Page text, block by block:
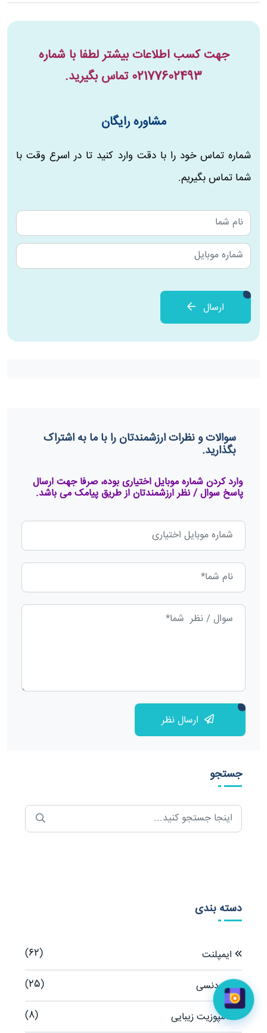
جهت کسب اطلاعات بیشتر لطفا با شماره
02177602493 تماس بگیرید.
مشاوره رایگان
شماره تماس خود را با دقت وارد کنید تا در اسرع وقت با
شما تماس بگیریم.
ارسال
سوالات و نظرات ارزشمندتان را با ما به اشتراک
بگذارید.
وارد کردن شماره موبایل اختیاری بوده، صرفا جهت ارسال
پاسخ سوال / نظر ارزشمندتان از طریق پیامک می باشد.
ارسال نظر
جستجو
دسته بندی
ایمپلنت (62)
ارتودنسی (25)
کامپوزیت زیبایی (8)